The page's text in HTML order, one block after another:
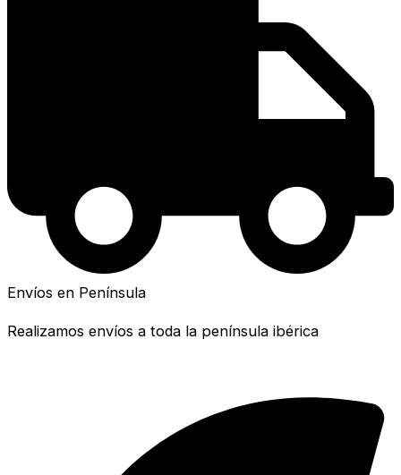
Envíos en Península
Realizamos envíos a toda la península ibérica